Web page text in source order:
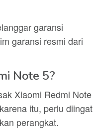
garansi
garansi resmi dari
Note 5?
Xiaomi Redmi Note
itu, perlu diingat
perangkat.